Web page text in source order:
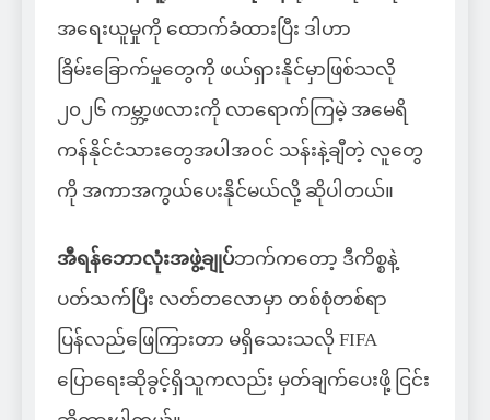
အရေးယူမှုကို ထောက်ခံထားပြီး ဒါဟာ
ခြိမ်းခြောက်မှုတွေကို ဖယ်ရှားနိုင်မှာဖြစ်သလို
၂၀၂၆ ကမ္ဘာ့ဖလားကို လာရောက်ကြမဲ့ အမေရိ
ကန်နိုင်ငံသားတွေအပါအဝင် သန်းနဲ့ချီတဲ့ လူတွေ
ကို အကာအကွယ်ပေးနိုင်မယ်လို့ ဆိုပါတယ်။
အီရန်ဘောလုံးအဖွဲ့ချုပ်ဘက်ကတော့ ဒီကိစ္စနဲ့
ပတ်သက်ပြီး လတ်တလောမှာ တစ်စုံတစ်ရာ
ပြန်လည်ဖြေကြားတာ မရှိသေးသလို FIFA
ပြောရေးဆိုခွင့်ရှိသူကလည်း မှတ်ချက်ပေးဖို့ ငြင်း